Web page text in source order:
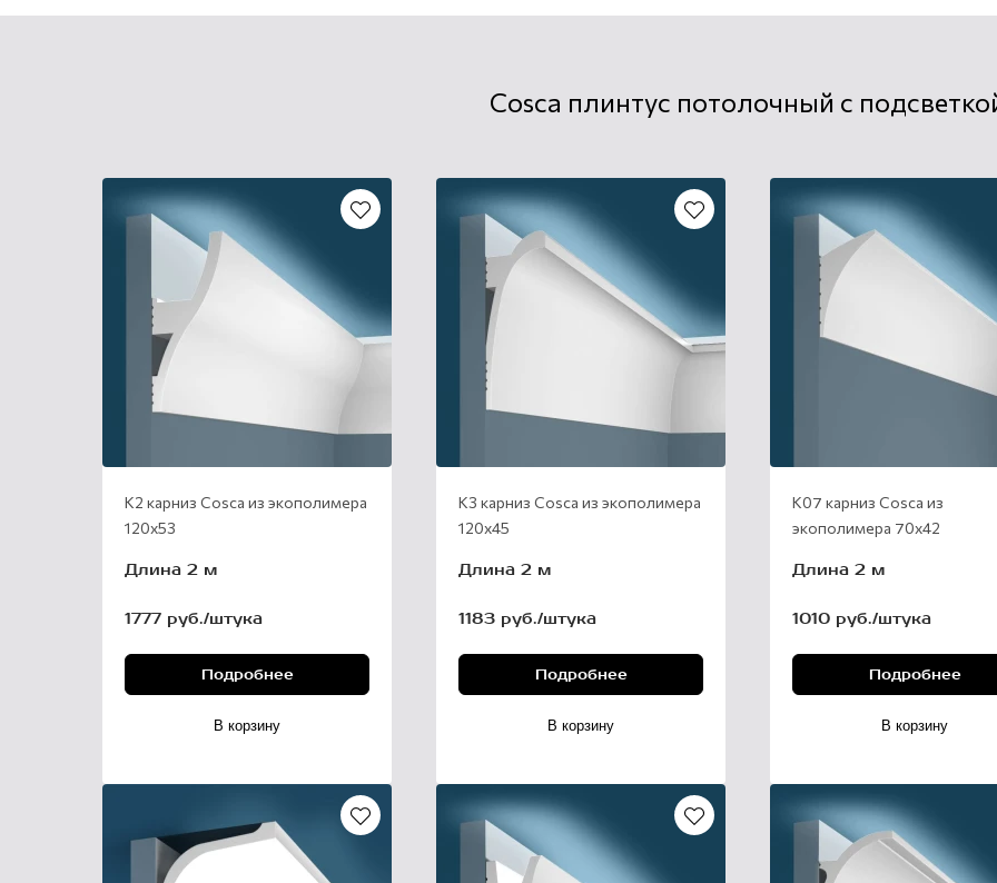
Cosca плинтус потолочный с
К2 карниз Cosca из экополимера
120х53
Длина 2 м
1777 руб./штука
Подробнее
В корзину
К3 карниз Cosca из экополимера
120х45
Длина 2 м
1183 руб./штука
Подробнее
В корзину
К07 карниз Cosca из
экополимера 70х42
Длина 2 м
1010 руб./штука
Подробнее
В корзину